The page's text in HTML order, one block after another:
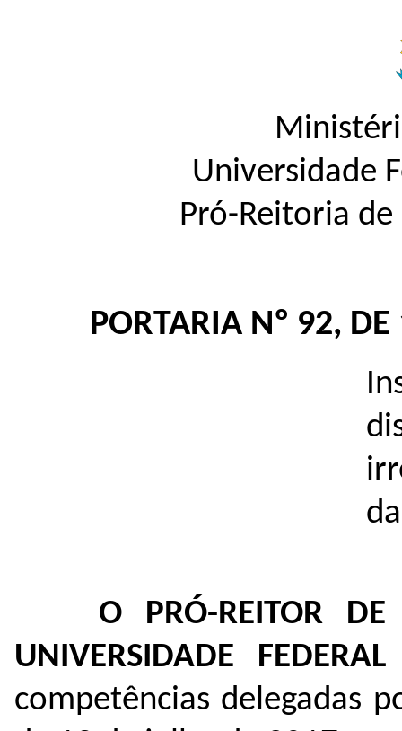
Universidade
Pró-Reitoria de
PORTARIA Nº 92,
O PRÓ-REITOR
UNIVERSIDADE
competências delegadas